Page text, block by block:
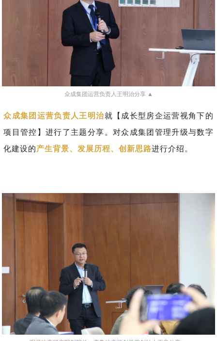
众成集团运营负责人王明治分享 ▲
众成集团运营负责人王明治就【成长型房企运营视角下的
项目管控】进行了主题分享。对众成集团管理升级与数字
化建设的产生背景、发展历程、创新思路进行介绍。